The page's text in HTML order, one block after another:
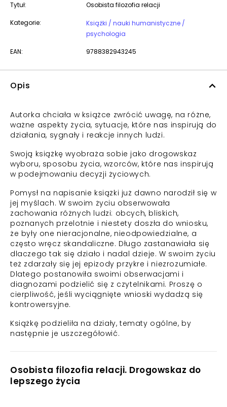
Tytuł:
Osobista filozofia relacji
Kategorie:
Książki / nauki humanistyczne /
psychologia
EAN: 9788382943245
Opis
Autorka chciała w książce zwrócić uwagę, na różne,
ważne aspekty życia, sytuacje, które nas inspirują do
działania, sygnały i reakcje innych ludzi.
Swoją książkę wyobraża sobie jako drogowskaz
wyboru, sposobu życia, wzorców, które nas inspirują
w podejmowaniu decyzji życiowych.
Pomysł na napisanie książki już dawno narodził się w
jej myślach. W swoim życiu obserwowała
zachowania różnych ludzi: obcych, bliskich,
poznanych przelotnie i niestety doszła do wniosku,
że były one nieracjonalne, nieodpowiedzialne, a
często wręcz skandaliczne. Długo zastanawiała się
dlaczego tak się działo i nadal dzieje. W swoim życiu
też zdarzały się jej epizody przykre i niezrozumiałe.
Dlatego postanowiła swoimi obserwacjami i
diagnozami podzielić się z czytelnikami. Proszę o
cierpliwość, jeśli wyciągnięte wnioski wydadzą się
kontrowersyjne.
Książkę podzieliła na działy, tematy ogólne, by
następnie je uszczegółowić.
Osobista filozofia relacji. Drogowskaz do
lepszego życia